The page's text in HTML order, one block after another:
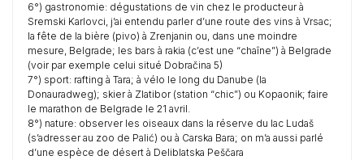
6°) gastronomie: dégustations de vin chez le producteur à
Sremski Karlovci, j’ai entendu parler d’une route des vins à Vrsac;
la fête de la bière (pivo) à Zrenjanin ou, dans une moindre
mesure, Belgrade; les bars à rakia (c’est une “chaîne”) à Belgrade
(voir par exemple celui situé Dobračina 5)
7°) sport: rafting à Tara; à vélo le long du Danube (la
Donauradweg); skier à Zlatibor (station “chic”) ou Kopaonik; faire
le marathon de Belgrade le 21 avril.
8°) nature: observer les oiseaux dans la réserve du lac Ludaš
(s’adresser au zoo de Palić) ou à Carska Bara; on m’a aussi parlé
d’une espèce de désert à Deliblatska Peščara